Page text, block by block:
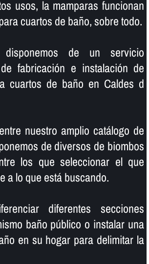
usos, la mamparas funcionan
cuartos de baño, sobre todo.
de un servicio
fabricación e instalación de
cuartos de baño en Caldes d
nuestro amplio catálogo de
de diversos de biombos
los que seleccionar el que
a lo que está buscando.
diferentes secciones
baño público o instalar una
en su hogar para delimitar la